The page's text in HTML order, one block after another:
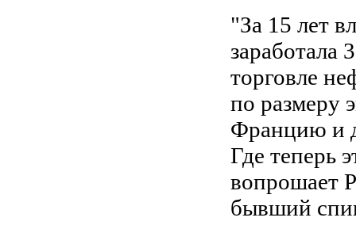
"За 15 лет
заработала
торговле
по размеру
Францию и
Где теперь
вопрошает
бывший